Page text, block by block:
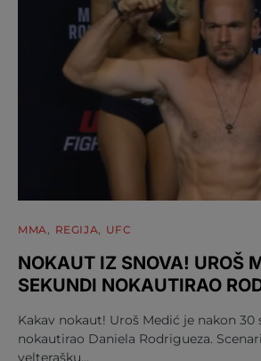
MMA REGIJA UFC
NOKAUT IZ SNOVA! UROŠ
SEKUNDI NOKAUTIRAO
Kakav nokaut! Uroš Medić je nakon 30
nokautirao Daniela Rodrigueza.
velterašku…